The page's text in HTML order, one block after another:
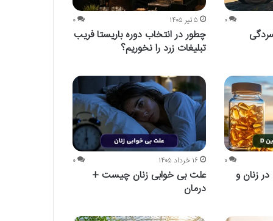
۰ ۵ تیر ۱۴۰۵ ۰
چطور در انتخاب دوره باریستا فریب
تبلیغات زرد را نخوریم؟
۰
علائم کمبود ویتامین D در زنان و
۱۶ خرداد ۱۴۰۵ ۰
علت بی خوابی زنان چیست +
درمان